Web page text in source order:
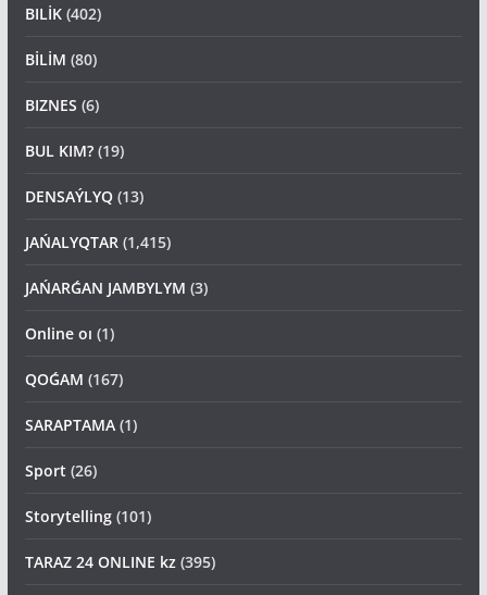
BILİK(402)
BİLİM (80)
BIZNES (6)
BUL KIM?(19)
DENSAÝLYQ(13)
JAŃALYQTAR(1,415)
JAŃARǴAN JAMBYLYM (3)
Online oı (1)
QOǴAM (167)
SARAPTAMA(1)
Sport (26)
Storytelling(101)
TARAZ 24 ONLINE kz(395)